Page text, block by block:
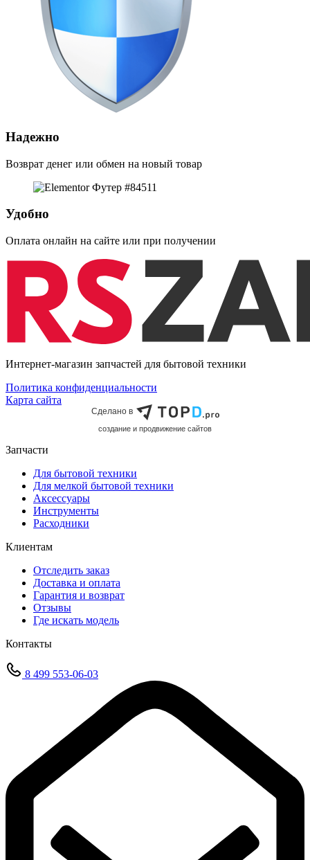
Надежно
Возврат денег или обмен на новый товар
Удобно
Оплата онлайн на сайте или при получении
Интернет-магазин запчастей для бытовой техники
Политика конфиденциальности
Карта сайта
Сделано в
cоздание и продвижение сайтов
Запчасти
Для бытовой техники
Для мелкой бытовой техники
Аксессуары
Инструменты
Расходники
Клиентам
Отследить заказ
Доставка и оплата
Гарантия и возврат
Отзывы
Где искать модель
Контакты
8 499 553-06-03